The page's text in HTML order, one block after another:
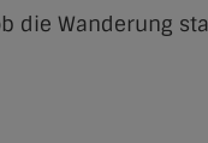
die Wanderung